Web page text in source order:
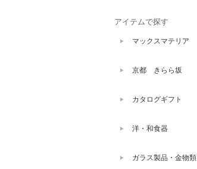
アイテムで探す
マックスマテリア
京都 きらら坂
カタログギフト
洋・和食器
ガラス製品・金物類